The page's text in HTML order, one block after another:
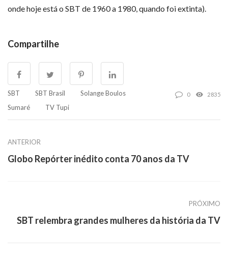
onde hoje está o SBT de 1960 a 1980, quando foi extinta).
Compartilhe
SBT SBT Brasil
Solange Boulos
Sumaré
TV Tupi
0 2835
ANTERIOR
Globo Repórter inédito conta 70 anos da TV
PRÓXIMO
SBT relembra grandes mulheres da história da TV